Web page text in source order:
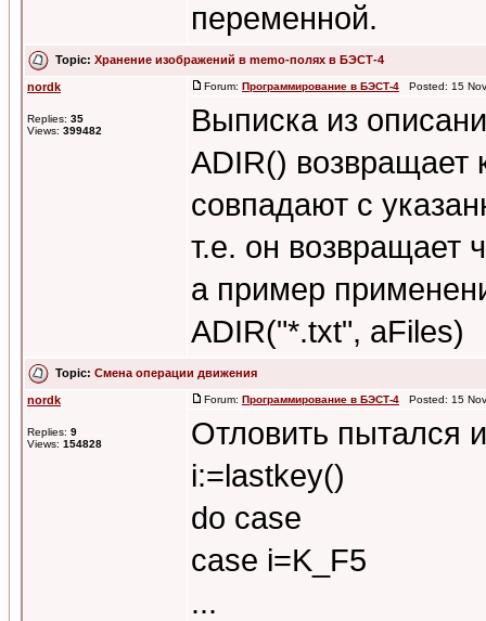
переменной.
Topic: Хранение изображений в memo-полях в БЭСТ-4
nordk
Replies: 35
Views: 399482
Forum: Программирование в БЭСТ-4 Posted: 15
Выписка из
ADIR() возвращает
совпадают с
т.е. он возвращает
а пример
ADIR("*.txt", aFiles)
Topic: Смена операции движения
nordk
Replies: 9
Views: 154828
Forum: Программирование в БЭСТ-4 Posted: 15
Отловить пытался
i:=lastkey()
do case
case i=K_F5
...